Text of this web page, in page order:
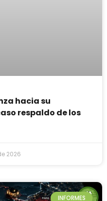
hacia su
respaldo de los
2026
INFORMES